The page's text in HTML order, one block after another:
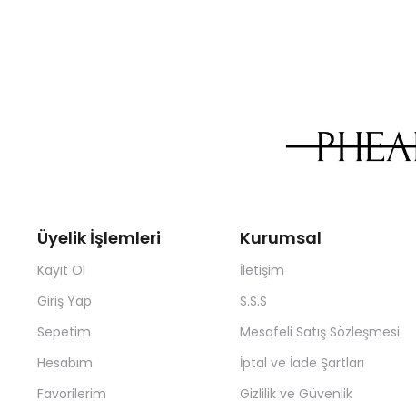
Üyelik İşlemleri
Kayıt Ol
Giriş Yap
Sepetim
Hesabım
Favorilerim
Kurumsal
İletişim
S.S.S
Mesafeli Satış Sözleşmesi
İptal ve İade Şartları
Gizlilik ve Güvenlik